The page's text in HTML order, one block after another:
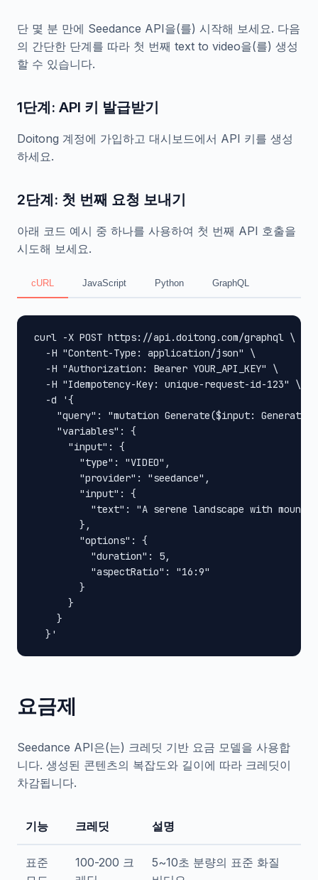
단 몇 분 만에 Seedance API을(를) 시작해 보세요. 다음
의 간단한 단계를 따라 첫 번째 text to video을(를) 생성
할 수 있습니다.
1단계: API 키 발급받기
Doitong 계정에 가입하고 대시보드에서 API 키를 생성
하세요.
2단계: 첫 번째 요청 보내기
아래 코드 예시 중 하나를 사용하여 첫 번째 API 호출을
시도해 보세요.
cURL JavaScript Python GraphQL
curl -X POST https://api.doitong.com/graphql \
  -H "Content-Type: application/json" \
  -H "Authorization: Bearer YOUR_API_KEY" \
  -H "Idempotency-Key: unique-request-id-123" \
  -d '{
"query": "mutation Generate($input:
    "variables": {
      "input": {
        "type": "VIDEO",
        "provider": "seedance",
        "input": {
"text": "A serene landscape with
        },
        "options": {
          "duration": 5,
          "aspectRatio": "16:9"
        }
      }
    }
  }'
요금제
Seedance API은(는) 크레딧 기반 요금 모델을 사용합
니다. 생성된 콘텐츠의 복잡도와 길이에 따라 크레딧이
차감됩니다.
기능 크레딧 설명
표준
100-200 크
5~10초 분량의 표준 화질